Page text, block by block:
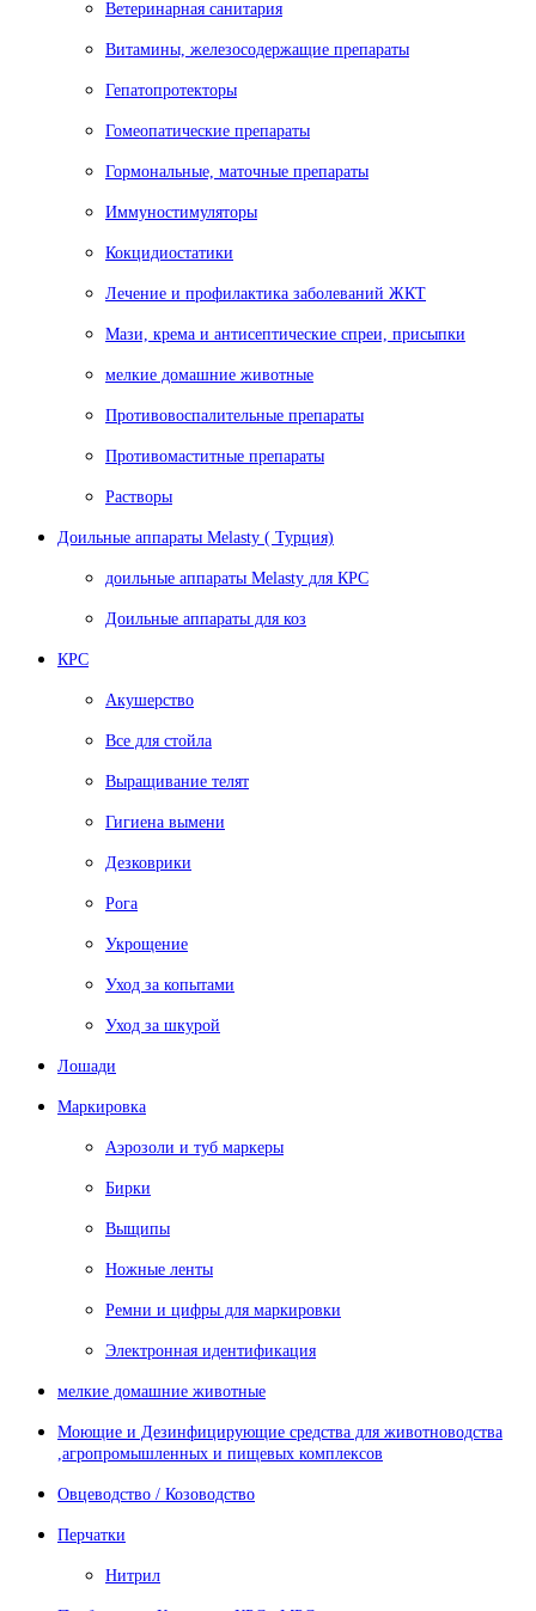
Ветеринарная санитария
Витамины, железосодержащие препараты
Гепатопротекторы
Гомеопатические препараты
Гормональные, маточные препараты
Иммуностимуляторы
Кокцидиостатики
Лечение и профилактика заболеваний ЖКТ
Мази, крема и антисептические спреи, присыпки
мелкие домашние животные
Противовоспалительные препараты
Противомаститные препараты
Растворы
Доильные аппараты Melasty ( Турция)
доильные аппараты Melasty для КРС
Доильные аппараты для коз
КРС
Акушерство
Все для стойла
Выращивание телят
Гигиена вымени
Дезковрики
Рога
Укрощение
Уход за копытами
Уход за шкурой
Лошади
Маркировка
Аэрозоли и туб маркеры
Бирки
Выщипы
Ножные ленты
Ремни и цифры для маркировки
Электронная идентификация
мелкие домашние животные
Моющие и Дезинфицирующие средства для животноводства
,агропромышленных и пищевых комплексов
Овцеводство / Козоводство
Перчатки
Нитрил